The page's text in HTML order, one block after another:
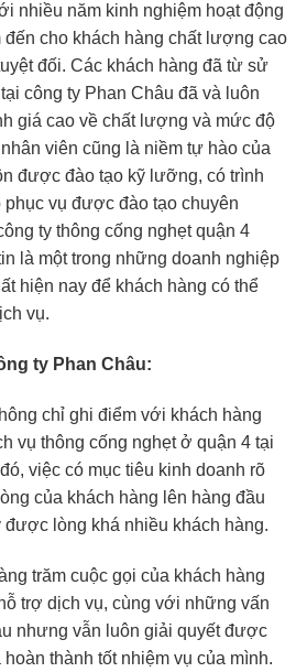
nhiều năm kinh nghiệm hoạt động
đến cho khách hàng chất lượng cao
đối. Các khách hàng đã từ sử
công ty Phan Châu đã và luôn
giá cao về chất lượng và mức độ
viên cũng là niềm tự hào của
được đào tạo kỹ lưỡng, có trình
phục vụ được đào tạo chuyên
ty thông cống nghẹt quận 4
là một trong những doanh nghiệp
hiện nay để khách hàng có thể
vụ.
ty Phan Châu:
chỉ ghi điểm với khách hàng
vụ thông cống nghẹt ở quận 4 tại
việc có mục tiêu kinh doanh rõ
của khách hàng lên hàng đầu
được lòng khá nhiều khách hàng.
trăm cuộc gọi của khách hàng
trợ dịch vụ, cùng với những vấn
nhưng vẫn luôn giải quyết được
thành tốt nhiệm vụ của mình.